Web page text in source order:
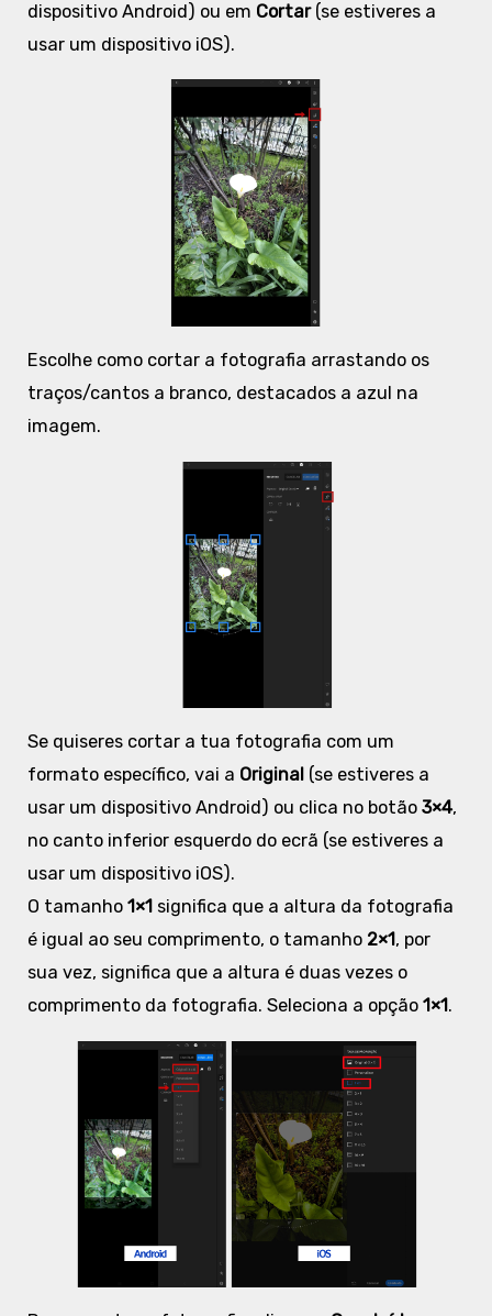
dispositivo Android) ou em Cortar (se estiveres a
usar um dispositivo iOS).
Escolhe como cortar a fotografia arrastando os
traços/cantos a branco, destacados a azul na
imagem.
Se quiseres cortar a tua fotografia com um
formato específico, vai a Original (se estiveres a
usar um dispositivo Android) ou clica no botão 3×4,
no canto inferior esquerdo do ecrã (se estiveres a
usar um dispositivo iOS).
O tamanho 1×1 significa que a altura da fotografia
é igual ao seu comprimento, o tamanho2×1, por
sua vez, significa que a altura é duas vezes o
comprimento da fotografia. Seleciona a opção 1×1.